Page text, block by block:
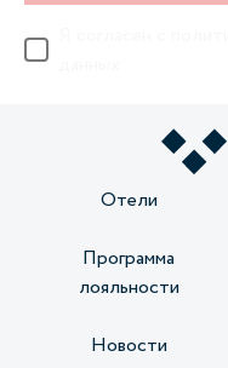
Отели
Программа
лояльности
Новости